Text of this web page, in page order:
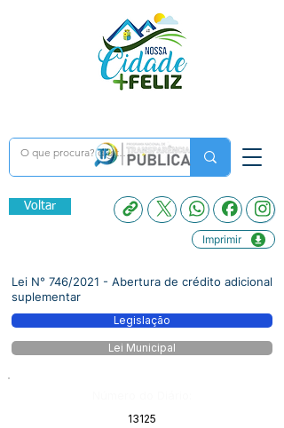
Voltar
Imprimir
Lei N° 746/2021 - Abertura de crédito adicional
suplementar
Legislação
Lei Municipal
13125